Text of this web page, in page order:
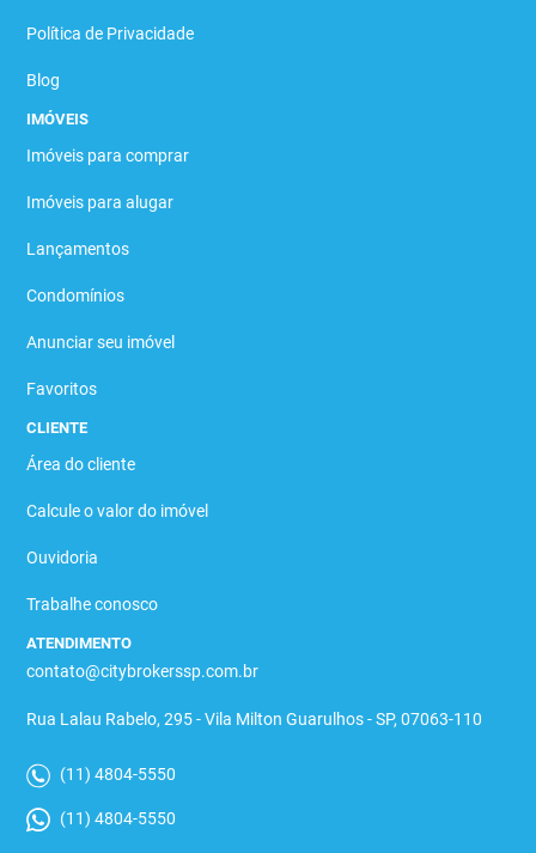
Política de Privacidade
Blog
IMÓVEIS
Imóveis para comprar
Imóveis para alugar
Lançamentos
Condomínios
Anunciar seu imóvel
Favoritos
CLIENTE
Área do cliente
Calcule o valor do imóvel
Ouvidoria
Trabalhe conosco
ATENDIMENTO
contato@citybrokerssp.com.br
Rua Lalau Rabelo, 295 - Vila Milton Guarulhos - SP, 07063-110
(11) 4804-5550
(11) 4804-5550